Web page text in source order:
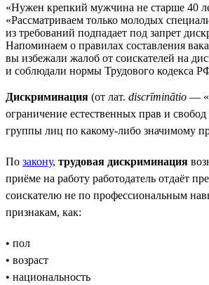
«Нужен крепкий мужчина не старше 40
«Рассматриваем только молодых
из требований подпадает под запрет
Напоминаем о правилах составления
вы избежали жалоб от соискателей на
и соблюдали нормы Трудового кодекса
Дискриминация (от лат. discrīminātio —
ограничение естественных прав и свобод
группы лиц по какому-либо значимому
По закону, трудовая дискриминация
приёме на работу работодатель отдаёт
соискателю не по профессиональным
признакам, как:
• пол
• возраст
• национальность